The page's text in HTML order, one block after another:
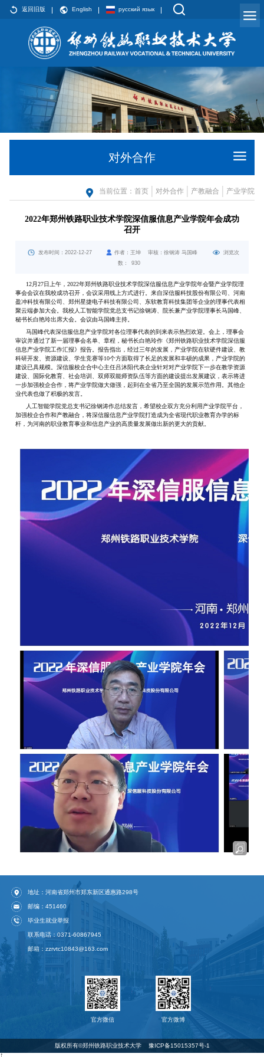
返回旧版 English русский язык
对外合作
当前位置： 首页 对外合作 产教融合 产业学院
2022年郑州铁路职业技术学院深信服信息产业学院年会成功
召开
发布时间：2022-12-27 作者：王坤 审核：徐钢涛 马国峰
浏览次
数：
930
12月27日上午，2022年郑州铁路职业技术学院深信服信息产业学院年会暨产业学院理
事会会议在我校成功召开，会议采用线上方式进行。来自深信服科技股份有限公司、河南
盈冲科技有限公司、郑州星捷电子科技有限公司、东软教育科技集团等企业的理事代表相
聚云端参加大会。我校人工智能学院党总支书记徐钢涛、院长兼产业学院理事长马国峰、
秘书长白艳玲出席大会。会议由马国峰主持。
马国峰代表深信服信息产业学院对各位理事代表的到来表示热烈欢迎。会上，理事会
审议并通过了新一届理事会名单、章程，秘书长白艳玲作《郑州铁路职业技术学院深信服
信息产业学院工作汇报》报告。报告指出，经过三年的发展，产业学院在软硬件建设、教
科研开发、资源建设、学生竞赛等10个方面取得了长足的发展和丰硕的成果，产业学院的
建设已具规模。深信服校企合中心主任吕沐阳代表企业针对对产业学院下一步在教学资源
建设、国际化教育、社会培训、双师双能师资队伍等方面的建设提出发展建议，表示将进
一步加强校企合作，将产业学院做大做强，起到在全省乃至全国的发展示范作用。其他企
业代表也做了积极的发言。
人工智能学院党总支书记徐钢涛作总结发言，希望校企双方充分利用产业学院平台，
加强校企合作和产教融合，将深信服信息产业学院打造成为全省现代职业教育办学的标
杆，为河南的职业教育事业和信息产业的高质量发展做出新的更大的贡献。
地址：河南省郑州市郑东新区通惠路298号
邮编：451460
毕业生就业举报
联系电话：0371-60867945
邮箱：zzrvtc10843@163.com
官方微信 官方微博
版权所有©️郑州铁路职业技术大学 豫ICP备15015357号-1
↑